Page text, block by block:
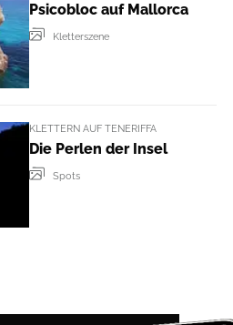
Psicobloc auf Mallorca
Kletterszene
KLETTERN AUF TENERIFFA
Die Perlen der Insel
Spots